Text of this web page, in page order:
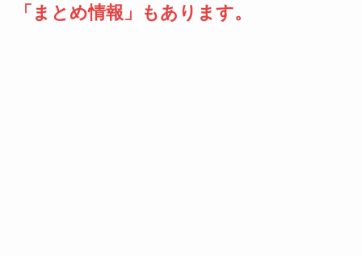
「まとめ情報」もあります。